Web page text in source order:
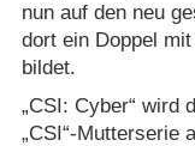
nun auf den neu
dort ein Doppel mit
bildet.
„CSI: Cyber“ wird
„CSI“-Mutterserie